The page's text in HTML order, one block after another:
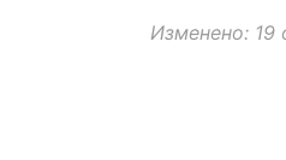
Изменено: 19